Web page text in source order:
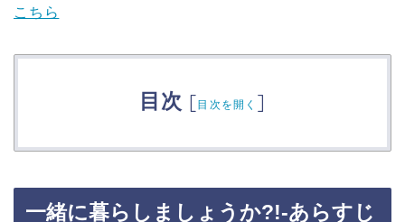
こちら
目次 [目次を開く ]
一緒に暮らしましょうか?!-あらすじ